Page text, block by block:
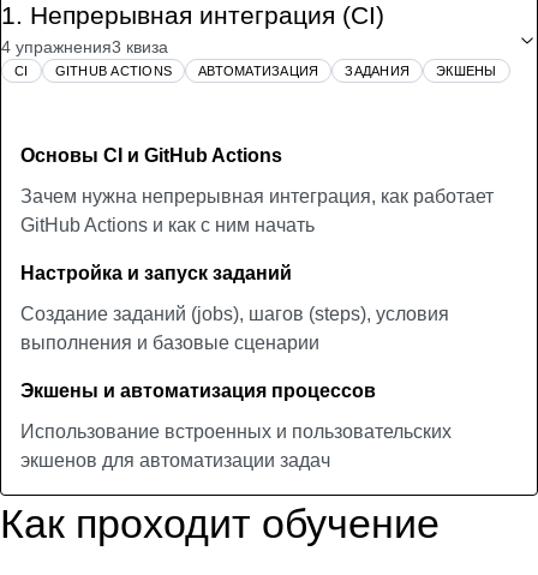
1. Непрерывная интеграция (CI)
4 упражнения3 квиза
CI GITHUB ACTIONS АВТОМАТИЗАЦИЯ ЗАДАНИЯ ЭКШЕНЫ
Основы CI и GitHub Actions
Зачем нужна непрерывная интеграция, как работает
GitHub Actions и как с ним начать
Настройка и запуск заданий
Создание заданий (jobs), шагов (steps), условия
выполнения и базовые сценарии
Экшены и автоматизация процессов
Использование встроенных и пользовательских
экшенов для автоматизации задач
Как проходит обучение